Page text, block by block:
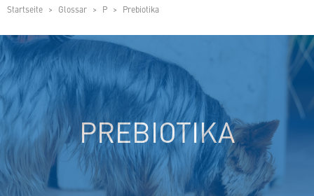
Shop
spezielles
Tierfutter
mobilen
Startseite Glossar P Prebiotika
PREBIOTIKA